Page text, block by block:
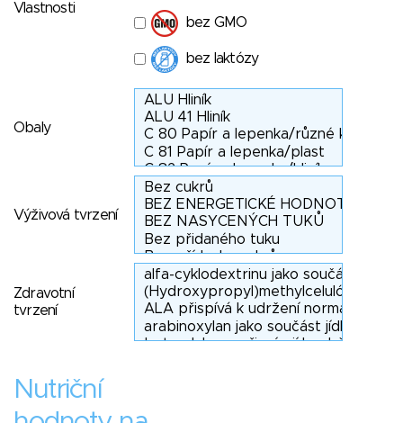
Vlastnosti
bez GMO
bez laktózy
Obaly
Výživová tvrzení
Zdravotní
tvrzení
Nutriční